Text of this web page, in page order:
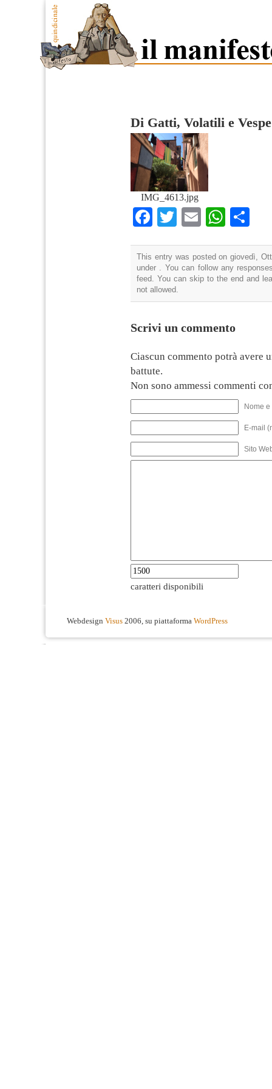
Di Gatti, Volatili e Vespe
IMG_4613.jpg
Facebook
TwitterEmail
This entry was posted on giovedì,
under . You can follow any
feed. You can skip to the end and
not allowed.
Scrivi un commento
Ciascun commento potrà avere
battute.
Non sono ammessi commenti
Nome
E-mail
Sito
caratteri disponibili
Webdesign Visus 2006, su piattaforma WordPress